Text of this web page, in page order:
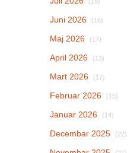
Juni 2026 (16)
Maj 2026 (17)
April 2026 (13)
Mart 2026 (17)
Februar 2026 (15)
Januar 2026 (14)
Decembar 2025 (22)